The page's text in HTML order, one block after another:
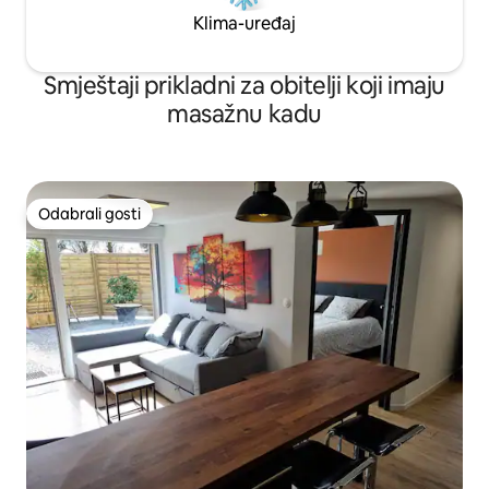
Klima-uređaj
Smještaji prikladni za obitelji koji imaju
masažnu kadu
Odabrali gosti
Odabrali gosti